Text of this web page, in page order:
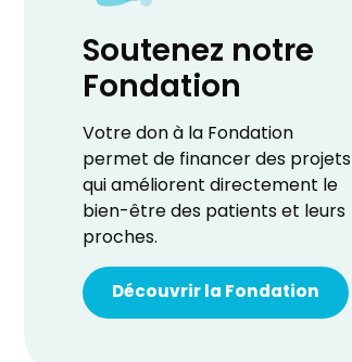
Soutenez notre
Fondation
Votre don à la Fondation
permet de financer des projets
qui améliorent directement le
bien-être des patients et leurs
proches.
Découvrir la Fondation